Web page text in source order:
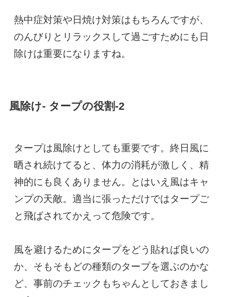
熱中症対策や日焼け対策はもちろんですが、
のんびりとリラックスして過ごすためにも日
除けは重要になりますね。
風除け- タープの役割-2
タープは風除けとしても重要です。終日風に
晒され続けてると、体力の消耗が激しく、精
神的にも良くありません。とはいえ風はキャ
ンプの天敵。適当に張っただけではタープご
と飛ばされてかえって危険です。
風を避けるためにタープをどう貼れば良いの
か、そもそもどの種類のタープを選ぶのかな
ど、事前のチェックもちゃんとしておきまし